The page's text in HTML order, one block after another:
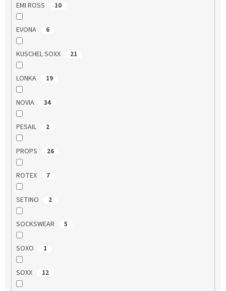
EMI ROSS 10
EVONA 6
KUSCHEL SOXX 21
LONKA 19
NOVIA 34
PESAIL 2
PROPS 26
ROTEX 7
SETINO 2
SOCKSWEAR 5
SOXO 1
SOXX 12